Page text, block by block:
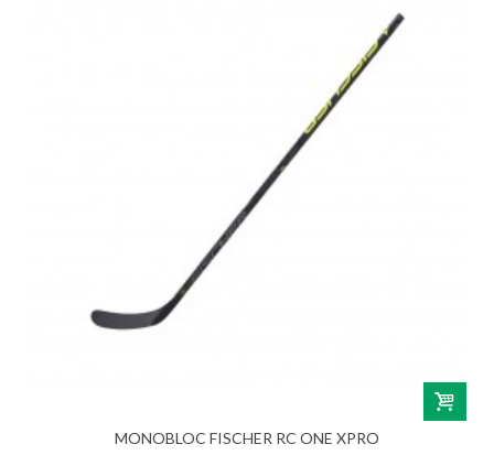
MONOBLOC FISCHER RC ONE XPRO